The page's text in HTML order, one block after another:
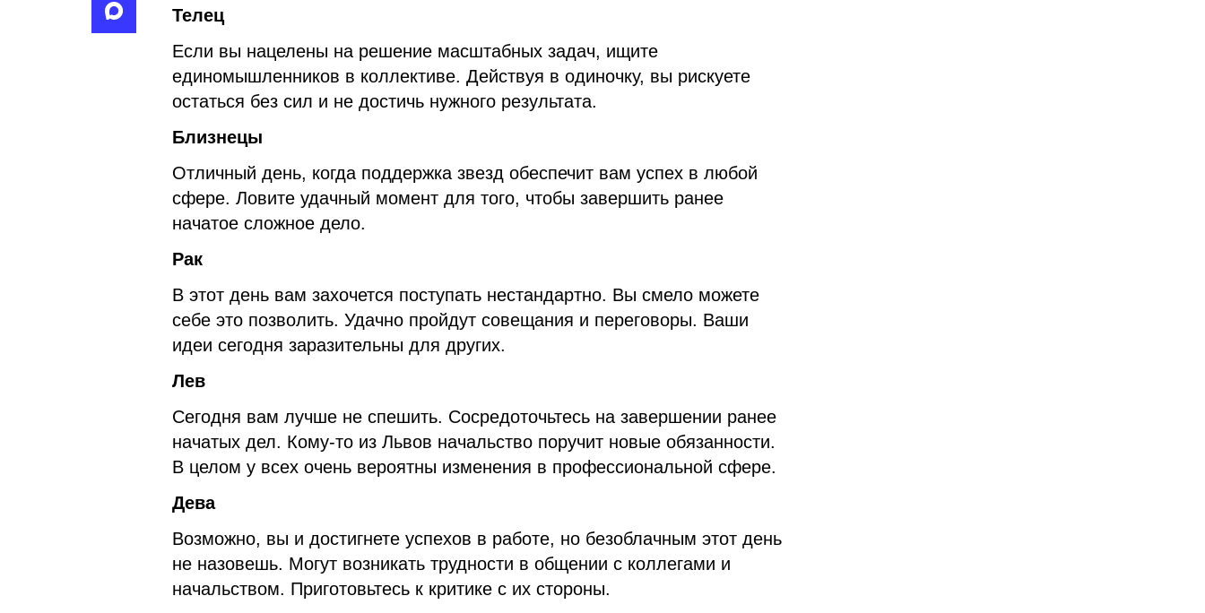
Телец
Если вы нацелены на решение масштабных задач, ищите
единомышленников в коллективе. Действуя в одиночку, вы рискуете
остаться без сил и не достичь нужного результата.
Близнецы
Отличный день, когда поддержка звезд обеспечит вам успех в любой
сфере. Ловите удачный момент для того, чтобы завершить ранее
начатое сложное дело.
Рак
В этот день вам захочется поступать нестандартно. Вы смело можете
себе это позволить. Удачно пройдут совещания и переговоры. Ваши
идеи сегодня заразительны для других.
Лев
Сегодня вам лучше не спешить. Сосредоточьтесь на завершении ранее
начатых дел. Кому-то из Львов начальство поручит новые обязанности.
В целом у всех очень вероятны изменения в профессиональной сфере.
Дева
Возможно, вы и достигнете успехов в работе, но безоблачным этот день
не назовешь. Могут возникать трудности в общении с коллегами и
начальством. Приготовьтесь к критике с их стороны.